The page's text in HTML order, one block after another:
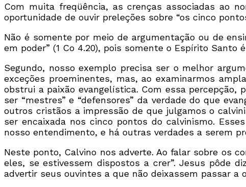
Com muita freqüência, as crenças associadas ao
oportunidade de ouvir preleções sobre “os cinco
Não é somente por meio de argumentação ou de
em poder” (1 Co 4.20), pois somente o Espírito
Segundo, nosso exemplo precisa ser o melhor
exceções proeminentes, mas, ao examinarmos
obstrui a paixão evangelística. Com essa percepção,
ser “mestres” e “defensores” da verdade do que
outros cristãos a impressão de que julgamos o
ser encaixada nos cinco pontos do calvinismo.
nosso entendimento, e há outras verdades a serem
Neste ponto, Calvino nos adverte. Ao falar sobre os
eles, se estivessem dispostos a crer”. Jesus pôde
advertir seus ouvintes a que não deixassem passar a